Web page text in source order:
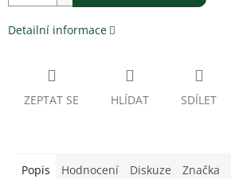
Detailní informace
ZEPTAT SE HLÍDAT SDÍLET
Popis Hodnocení Diskuze Značka